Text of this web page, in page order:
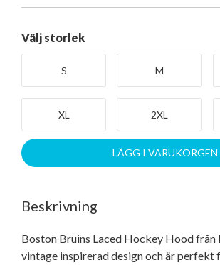
Välj storlek
S M
XL 2XL
LÄGG I VARUKORGEN
Beskrivning
Boston Bruins Laced Hockey Hood från
vintage inspirerad design och är perfekt